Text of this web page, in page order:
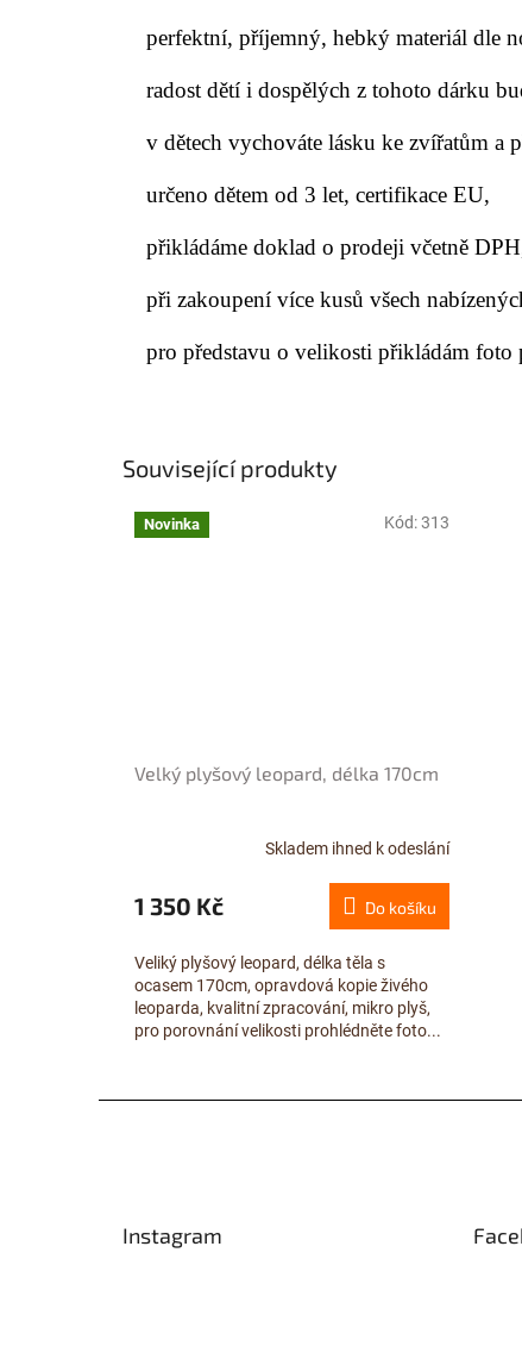
Související produkty
Novinka
Velký plyšový leopard, délka 170cm
Skladem ihned k odeslání
1 350 Kč Do košíku
Veliký plyšový leopard, délka těla s
ocasem 170cm, opravdová kopie živého
leoparda, kvalitní zpracování, mikro plyš,
pro porovnání velikosti prohlédněte foto...
Kód:313
perfektní, příjemný, hebký materiál dle
radost dětí i dospělých z tohoto dárku
v dětech vychováte lásku ke zvířatům a
určeno dětem od 3 let, certifikace EU,
přikládáme doklad o prodeji včetně
při zakoupení více kusů všech
pro představu o velikosti přikládám foto
Instagram